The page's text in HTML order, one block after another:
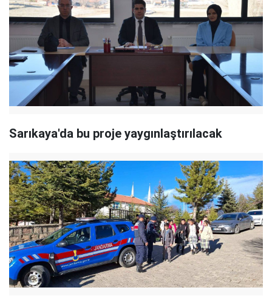
Sarıkaya'da bu proje yaygınlaştırılacak